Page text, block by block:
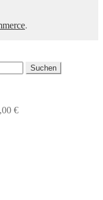
.
Suchen
€